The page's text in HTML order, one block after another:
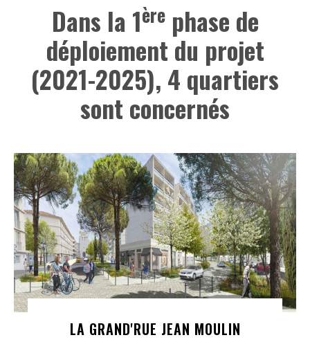
Dans la 1èrephase de
déploiement du projet
(2021-2025), 4 quartiers
sont concernés
LA GRAND'RUE JEAN MOULIN